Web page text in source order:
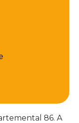
86. A